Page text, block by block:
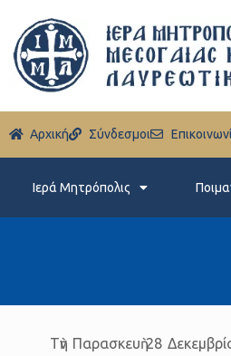
Aρχική Σύνδεσμοι
Ιερά Μητρόπολις
Τὴν Παρασκευὴ 28